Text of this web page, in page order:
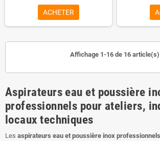
ACHETER
Affichage 1-16 de 16 article(s)
Aspirateurs eau et poussière
professionnels pour ateliers,
locaux techniques
Les aspirateurs eau et poussière inox professionnels